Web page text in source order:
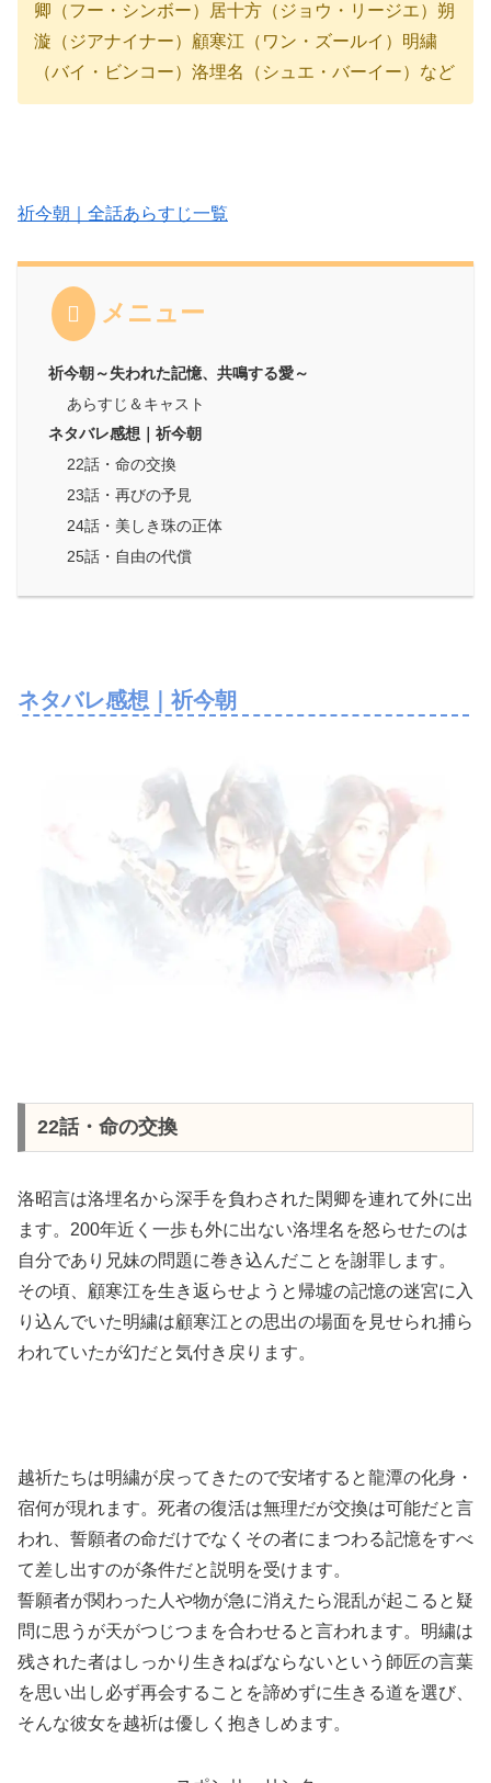
卿（フー・シンボー）
居十方（ジョウ・リージエ）朔
漩（ジアナイナー）顧寒江（ワン・ズールイ）明繍
（バイ・ビンコー）洛埋名（シュエ・バーイー）など
祈今朝｜全話あらすじ一覧
メニュー
祈今朝～失われた記憶、共鳴する愛～
あらすじ＆キャスト
ネタバレ感想｜祈今朝
22話・命の交換
23話・再びの予見
24話・美しき珠の正体
25話・自由の代償
ネタバレ感想｜祈今朝
22話・命の交換
洛昭言は洛埋名から深手を負わされた閑卿を連れて外に出
ます。200年近く一歩も外に出ない洛埋名を怒らせたのは
自分であり兄妹の問題に巻き込んだことを謝罪します。
その頃、顧寒江を生き返らせようと帰墟の記憶の迷宮に入
り込んでいた明繍は顧寒江との思出の場面を見せられ捕ら
われていたが幻だと気付き戻ります。
越祈たちは明繍が戻ってきたので安堵すると龍潭の化身・
宿何が現れます。死者の復活は無理だが交換は可能だと言
われ、誓願者の命だけでなくその者にまつわる記憶をすべ
て差し出すのが条件だと説明を受けます。
誓願者が関わった人や物が急に消えたら混乱が起こると疑
問に思うが天がつじつまを合わせると言われます。明繍は
残された者はしっかり生きねばならないという師匠の言葉
を思い出し必ず再会することを諦めずに生きる道を選び、
そんな彼女を越祈は優しく抱きしめます。